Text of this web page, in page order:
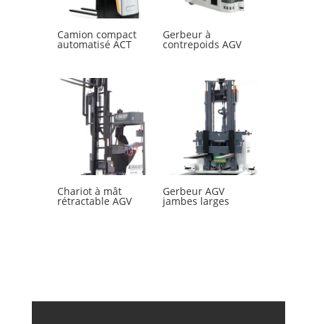
Camion compact
automatisé ACT
Gerbeur à
contrepoids AGV
Chariot à mât
rétractable AGV
Gerbeur AGV
jambes larges